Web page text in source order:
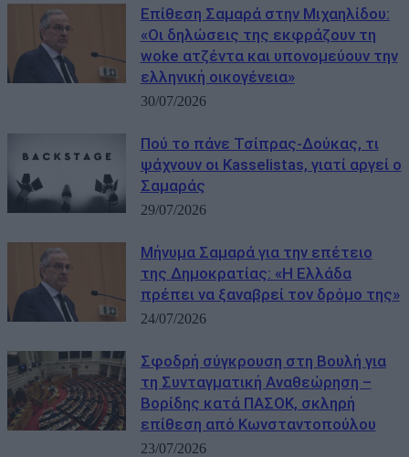
Eπίθεση Σαμαρά στην Μιχαηλίδου:
«Οι δηλώσεις της εκφράζουν τη
woke ατζέντα και υπονομεύουν την
ελληνική οικογένεια»
30/07/2026
Πού το πάνε Τσίπρας-Δούκας, τι
ψάχνουν οι Kasselistas, γιατί αργεί ο
Σαμαράς
29/07/2026
Μήνυμα Σαμαρά για την επέτειο
της Δημοκρατίας: «Η Ελλάδα
πρέπει να ξαναβρεί τον δρόμο της»
24/07/2026
Σφοδρή σύγκρουση στη Βουλή για
τη Συνταγματική Αναθεώρηση –
Βορίδης κατά ΠΑΣΟΚ, σκληρή
επίθεση από Κωνσταντοπούλου
23/07/2026